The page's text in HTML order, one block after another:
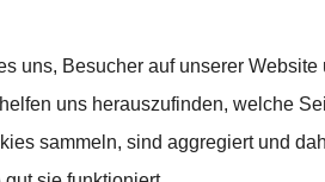
uns, Besucher auf unserer
uns herauszufinden, welche
sammeln, sind aggregiert und